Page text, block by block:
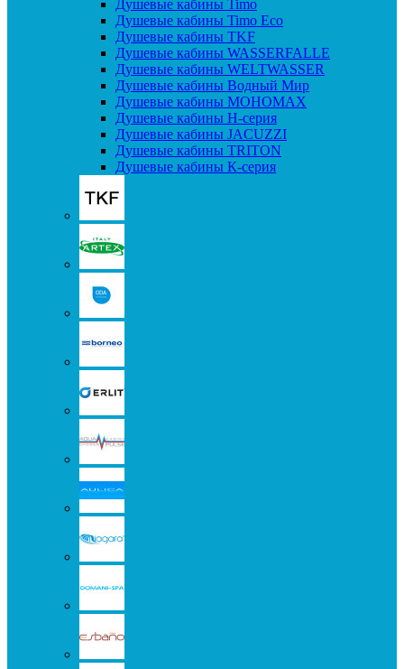
Душевые кабины Timo
Душевые кабины Timo Eco
Душевые кабины TKF
Душевые кабины WASSERFALLE
Душевые кабины WELTWASSER
Душевые кабины Водный Мир
Душевые кабины МОНОМАХ
Душевые кабины H-серия
Душевые кабины JACUZZI
Душевые кабины TRITON
Душевые кабины К-серия